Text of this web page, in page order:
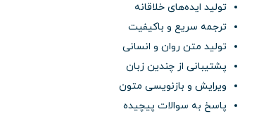
تولید ایده‌های خلاقانه
ترجمه سریع و باکیفیت
تولید متن روان و انسانی
پشتیبانی از چندین زبان
ویرایش و بازنویسی متون
پاسخ به سوالات پیچیده